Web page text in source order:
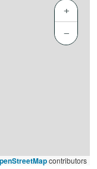
+
−
contributors